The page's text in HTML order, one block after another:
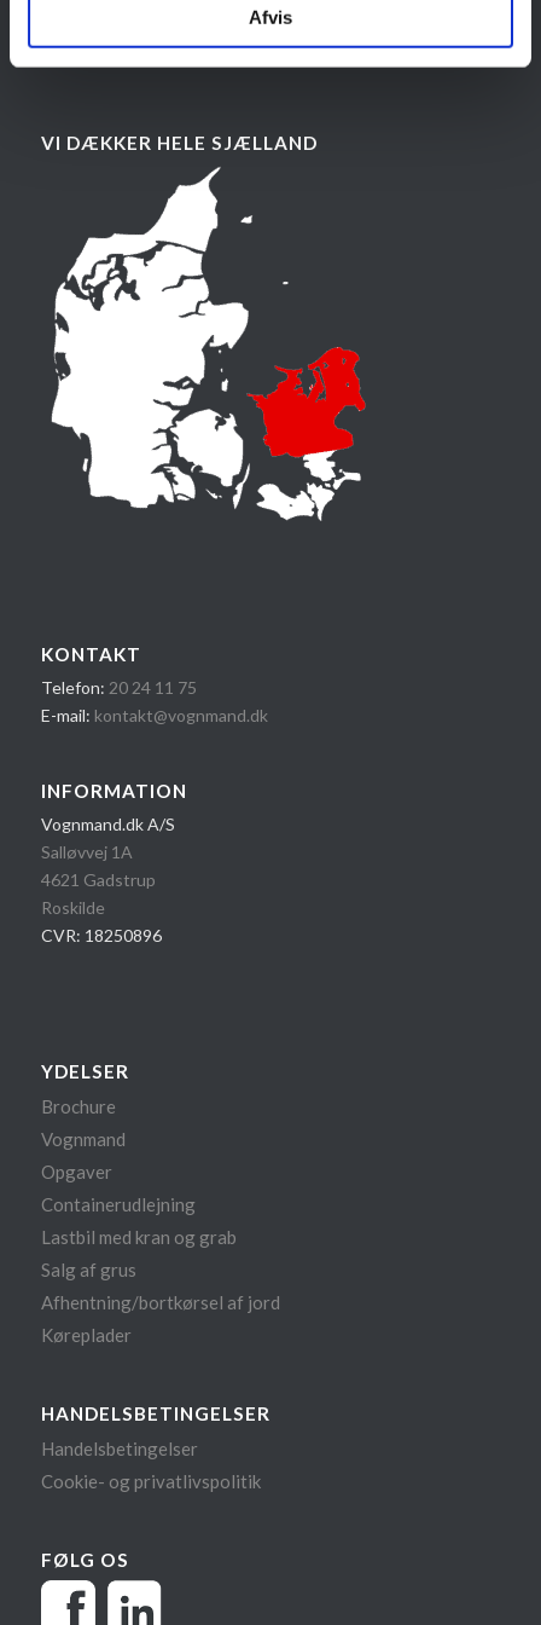
Afvis
VI DÆKKER HELE SJÆLLAND
KONTAKT
Telefon: 20 24 1​1 75
E-mail: kontakt@vognmand.dk
INFORMATION
Vognmand.dk A/S
Salløvvej 1A
4621 Gadstrup
Roskilde
CVR: 18250896
YDELSER
Brochure
Vognmand
Opgaver
Containerudlejning
Lastbil med kran og grab
Salg af grus
Afhentning/bortkørsel af jord
Køreplader
HANDELSBETINGELSER
Handelsbetingelser
Cookie- og privatlivspolitik
FØLG OS